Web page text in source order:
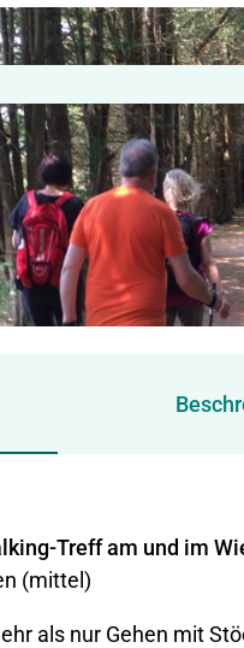
Treff am und im
(mittel)
als nur Gehen mit